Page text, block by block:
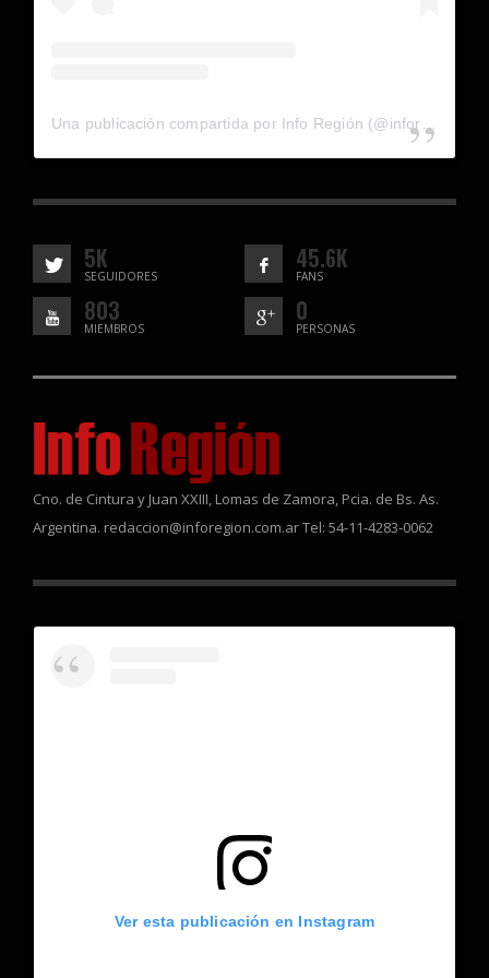
5K
SEGUIDORES
45.6K
FANS
803
MIEMBROS
0
PERSONAS
Cno. de Cintura y Juan XXIII, Lomas de Zamora, Pcia. de Bs. As.
Argentina. redaccion@inforegion.com.ar Tel: 54-11-4283-0062
Ver esta publicación en Instagram